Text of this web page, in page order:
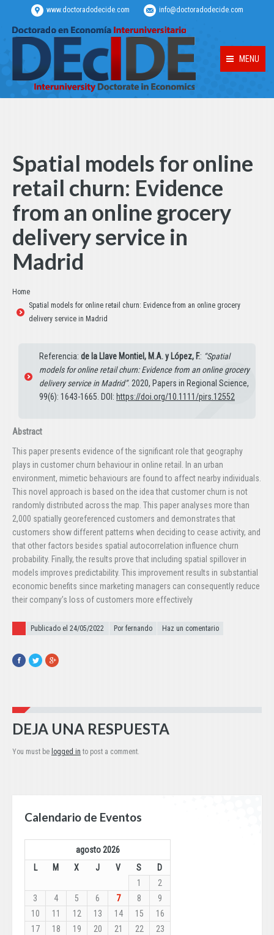
www.doctoradodecide.com info@doctoradodecide.com
MENU
Spatial models for online
retail churn: Evidence
from an online grocery
delivery service in
Madrid
Estás aquí:
Home
Spatial models for online retail churn: Evidence from an online grocery
delivery service in Madrid
Referencia: de la Llave Montiel, M.A. y López, F.: “Spatial
models for online retail churn: Evidence from an online grocery
delivery service in Madrid”. 2020, Papers in Regional Science,
99(6): 1643-1665. DOI: https://doi.org/10.1111/pirs.12552
Abstract
This paper presents evidence of the significant role that geography
plays in customer churn behaviour in online retail. In an urban
environment, mimetic behaviours are found to affect nearby individuals.
This novel approach is based on the idea that customer churn is not
randomly distributed across the map. This paper analyses more than
2,000 spatially georeferenced customers and demonstrates that
customers show different patterns when deciding to cease activity, and
that other factors besides spatial autocorrelation influence churn
probability. Finally, the results prove that including spatial spillover in
models improves predictability. This improvement results in substantial
economic benefits since marketing managers can consequently reduce
their company’s loss of customers more effectively
Publicado el
Publicado el 24/05/2022 Por fernando Haz un comentario
Facebook
TwitterGoogle+
DEJA UNA RESPUESTA
You must be logged in to post a comment.
Calendario de Eventos
agosto 2026
L
M X J V S D
1
2
3
4 5 6 7 8
9
10
11 12 13 14 15
16
17
18 19 20 21 22
23